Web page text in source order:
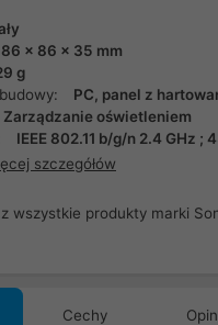
86 x 86 x 35 mm
g
PC, panel z
Zarządzanie oświetleniem
IEEE 802.11 b/g/n 2.4 GHz ;
szczegółów
Cechy